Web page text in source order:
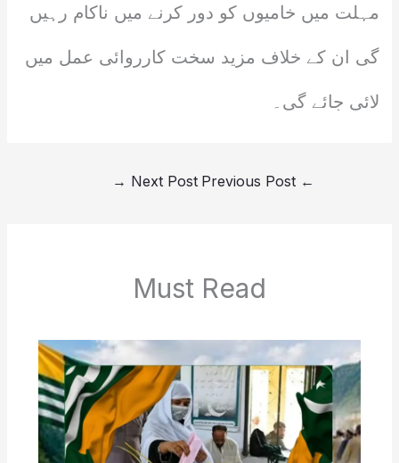
مہلت میں خامیوں کو دور کرنے میں ناکام رہیں
گی ان کے خلاف مزید سخت کارروائی عمل میں
لائی جائے گی۔
←
Next Post
→
Must Read